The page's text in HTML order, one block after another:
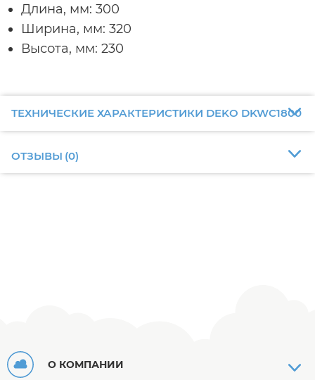
Длина, мм: 300
Ширина, мм: 320
Высота, мм: 230
ТЕХНИЧЕСКИЕ ХАРАКТЕРИСТИКИ DEKO DKWC1800
ОТЗЫВЫ (0)
О КОМПАНИИ